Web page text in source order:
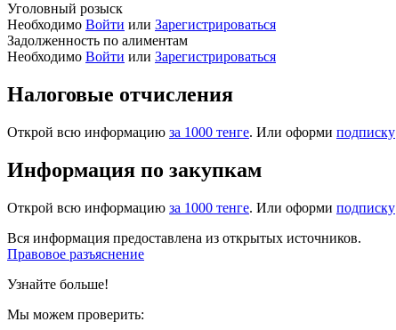
Уголовный розыск
Необходимо Войти или Зарегистрироваться
Задолженность по алиментам
Необходимо Войти или Зарегистрироваться
Налоговые отчисления
Открой всю информацию за 1000 тенге. Или оформи подписку
Информация по закупкам
Открой всю информацию за 1000 тенге. Или оформи подписку
Вся информация предоставлена из открытых источников.
Правовое разъяснение
Узнайте больше!
Мы можем проверить: